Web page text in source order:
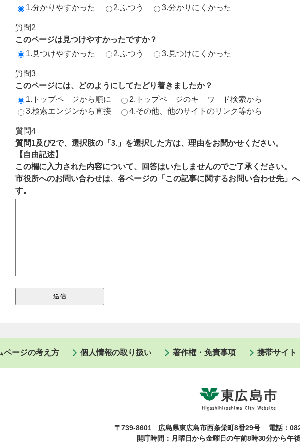
1.分かりやすかった
2.ふつう 3.分かりにくかった
質問2
このページは見つけやすかったですか？
1.見つけやすかった
2.ふつう 3.見つけにくかった
質問3
このページには、どのようにしてたどり着きましたか？
1.トップページから順に
2.トップページのキーワード検索から
3.検索エンジンから直接
4.その他、他のサイトのリンク等から
質問4
質問1及び2で、選択肢の「3.」を選択した方は、理由をお聞かせください。
【自由記述】
この欄に入力された内容について、回答はいたしませんのでご了承ください。
市役所へのお問い合わせは、各ページの「この記事に関するお問い合わせ先」
す。
ページの考え方 個人情報の取り扱い 著作権・免責事項 携帯サイト
〒739-8601 広島県東広島市西条栄町8番29号
電話：
開庁時間：月曜日から金曜日の午前8時30分から午